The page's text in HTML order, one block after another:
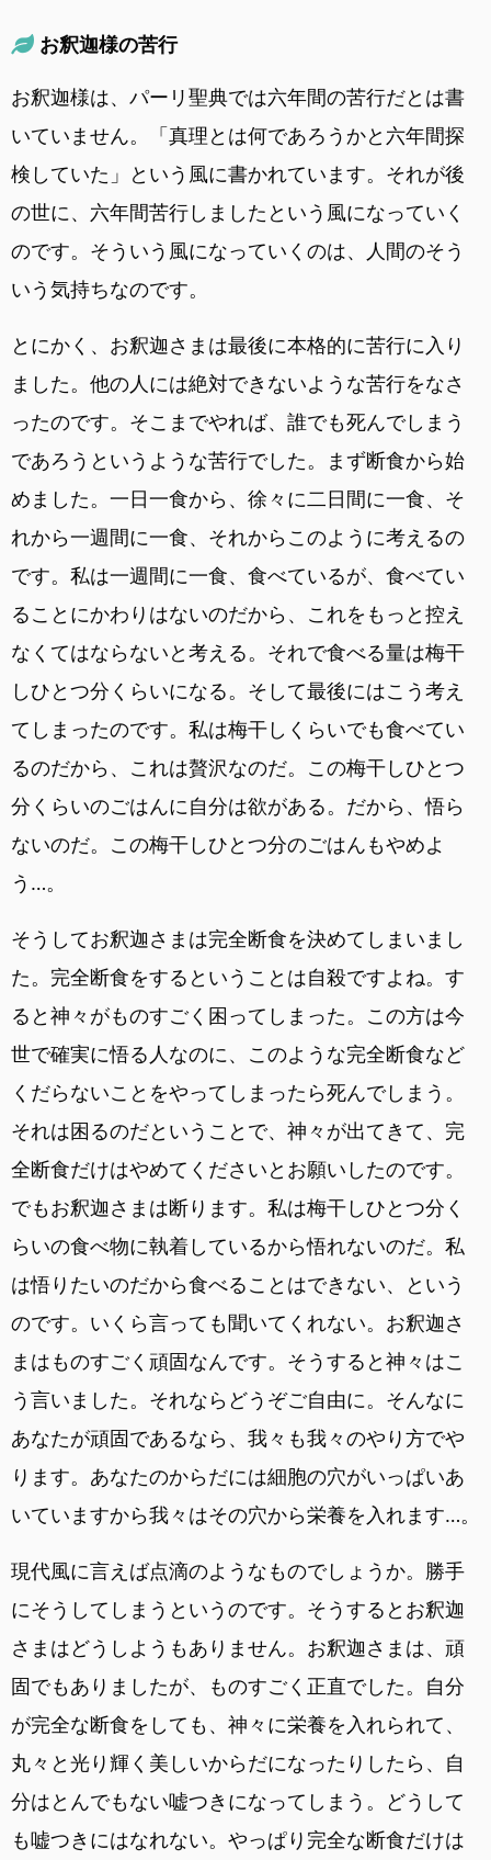
お釈迦様の苦行
お釈迦様は、パーリ聖典では六年間の苦行だとは書
いていません。「真理とは何であろうかと六年間探
検していた」という風に書かれています。それが後
の世に、六年間苦行しましたという風になっていく
のです。そういう風になっていくのは、人間のそう
いう気持ちなのです。
とにかく、お釈迦さまは最後に本格的に苦行に入り
ました。他の人には絶対できないような苦行をなさ
ったのです。そこまでやれば、誰でも死んでしまう
であろうというような苦行でした。まず断食から始
めました。一日一食から、徐々に二日間に一食、そ
れから一週間に一食、それからこのように考えるの
です。私は一週間に一食、食べているが、食べてい
ることにかわりはないのだから、これをもっと控え
なくてはならないと考える。それで食べる量は梅干
しひとつ分くらいになる。そして最後にはこう考え
てしまったのです。私は梅干しくらいでも食べてい
るのだから、これは贅沢なのだ。この梅干しひとつ
分くらいのごはんに自分は欲がある。だから、悟ら
ないのだ。この梅干しひとつ分のごはんもやめよ
う…。
そうしてお釈迦さまは完全断食を決めてしまいまし
た。完全断食をするということは自殺ですよね。す
ると神々がものすごく困ってしまった。この方は今
世で確実に悟る人なのに、このような完全断食など
くだらないことをやってしまったら死んでしまう。
それは困るのだということで、神々が出てきて、完
全断食だけはやめてくださいとお願いしたのです。
でもお釈迦さまは断ります。私は梅干しひとつ分く
らいの食べ物に執着しているから悟れないのだ。私
は悟りたいのだから食べることはできない、という
のです。いくら言っても聞いてくれない。お釈迦さ
まはものすごく頑固なんです。そうすると神々はこ
う言いました。それならどうぞご自由に。そんなに
あなたが頑固であるなら、我々も我々のやり方でや
ります。あなたのからだには細胞の穴がいっぱいあ
いていますから我々はその穴から栄養を入れます…。
現代風に言えば点滴のようなものでしょうか。勝手
にそうしてしまうというのです。そうするとお釈迦
さまはどうしようもありません。お釈迦さまは、頑
固でもありましたが、ものすごく正直でした。自分
が完全な断食をしても、神々に栄養を入れられて、
丸々と光り輝く美しいからだになったりしたら、自
分はとんでもない嘘つきになってしまう。どうして
も嘘つきにはなれない。やっぱり完全な断食だけは